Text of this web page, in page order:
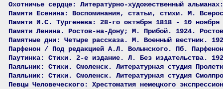
Охотничье сердце: Литературно-художественный
Памяти Есенина: Воспоминания, статьи, стихи. М.
Памяти И.С. Тургенева: 28-го октября 1818 - 10 ноября
Памяти Ленина. Ростов-на-Дону; М. Прибой. 1924.
Памятные дни: Четыре рассказа. М. Военный вестник.
Парфенон / Под редакцией А.Л. Волынского. Пб.
Паутинка: Стихи. 2-е издание. Л. Без издательства.
Паяльник: Стихи. Смоленск. Литературная студия
Паяльник: Стихи. Смоленск. Литературная студия
Певцы Человеческого: Хрестоматия немецкого